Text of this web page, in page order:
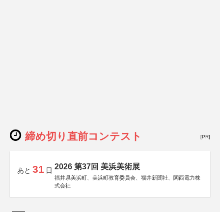
締め切り直前コンテスト [PR]
あと 31 日 2026 第37回 美浜美術展
福井県美浜町、美浜町教育委員会、福井新聞社、関西電力株
式会社